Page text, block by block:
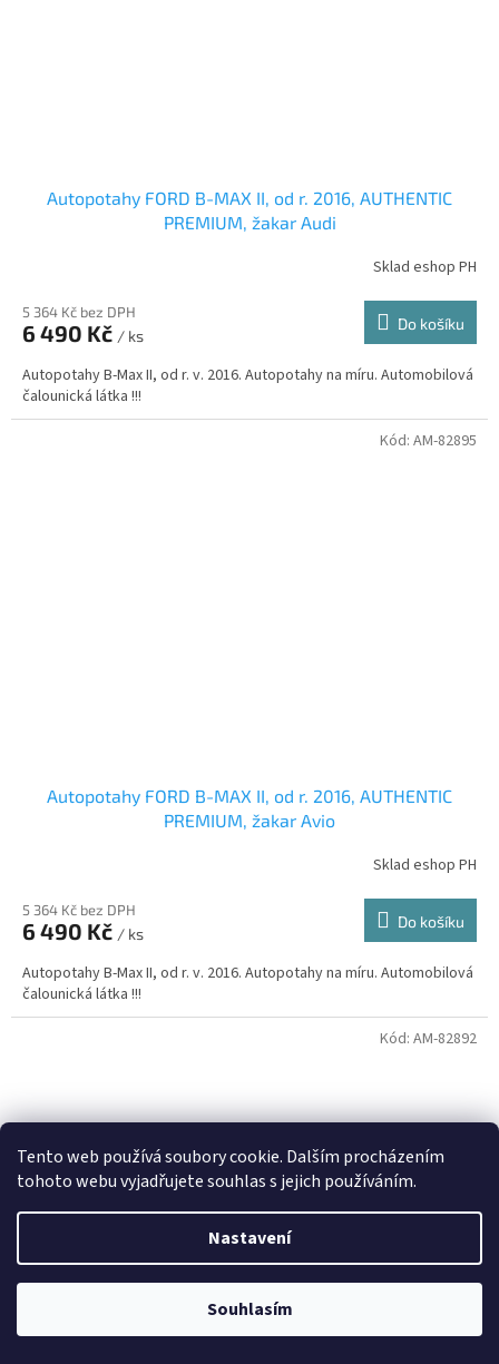
Tento web používá soubory cookie. Dalším procházením
tohoto webu vyjadřujete souhlas s jejich používáním.
Nastavení
Souhlasím
🏖️ DOVOLENÁ 6.8.2026 —
kamenná prodejna uzavřena.
Objednávky přijímáme i během
dovolené, expedice a osobní výdej
proběhnou až po jejím skončení.
Autopotahy FORD B-MAX II, od r. 2016, AUTHENTIC
PREMIUM, žakar Audi
Sklad eshop PH
5 364 Kč bez DPH
6 490 Kč / ks
Do košíku
Autopotahy B-Max II, od r. v. 2016. Autopotahy na míru. Automobilová
čalounická látka !!!
Autopotahy FORD B-MAX II, od r. 2016, AUTHENTIC
PREMIUM, žakar Avio
Sklad eshop PH
5 364 Kč bez DPH
6 490 Kč / ks
Do košíku
Autopotahy B-Max II, od r. v. 2016. Autopotahy na míru. Automobilová
čalounická látka !!!
Kód: AM-82895
Kód: AM-82892